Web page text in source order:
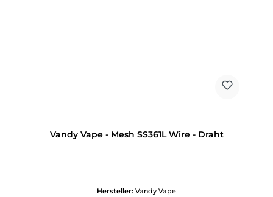
Vandy Vape - Mesh SS361L Wire - Draht
Hersteller: Vandy Vape